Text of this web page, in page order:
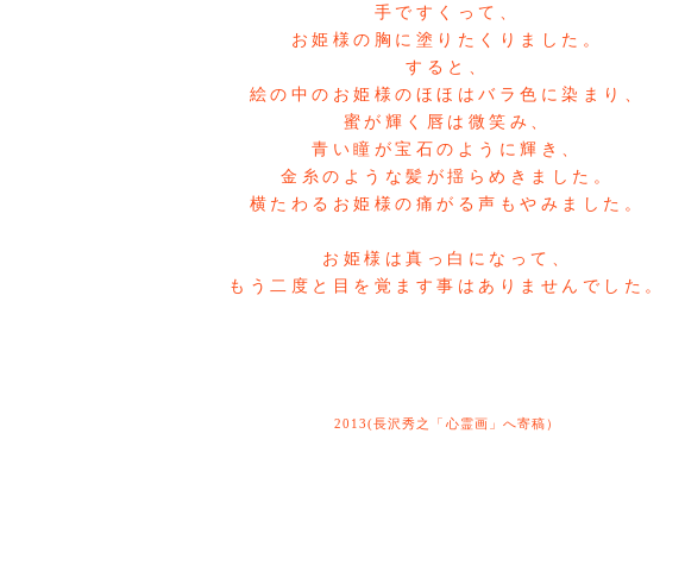
手ですくって、
お姫様の胸に塗りたくりました。
すると、
絵の中のお姫様のほほはバラ色に染まり、
蜜が輝く唇は微笑み、
青い瞳が宝石のように輝き、
金糸のような髪が揺らめきました。
横たわるお姫様の痛がる声もやみました。
お姫様は真っ白になって、
もう二度と目を覚ます事はありませんでした。
2013(長沢秀之「心霊画」へ寄稿）